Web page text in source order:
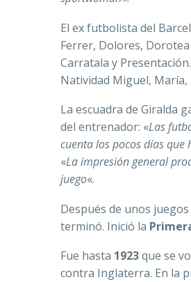
El ex futbolista del
Ferrer, Dolores, Dorotea
Carratala y
Natividad Miguel, María,
La escuadra de Giralda
del entrenador: «Las
cuenta los pocos días
«La impresión general
juego«.
Después de unos
terminó. Inició la
Fue hasta 1923que se
contra Inglaterra. En la